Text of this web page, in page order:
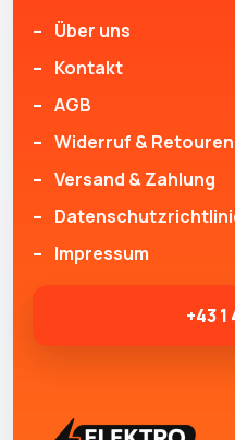
Über uns
Kontakt
AGB
Widerruf & Retouren
Versand & Zahlung
Impressum
+43